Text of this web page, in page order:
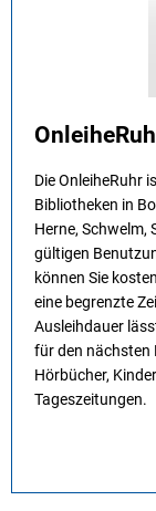
Die OnleiheRuhr
Bibliotheken in
Herne, Schwelm,
gültigen
können Sie
eine begrenzte
Ausleihdauer
für den nächsten
Hörbücher,
Tageszeitungen.